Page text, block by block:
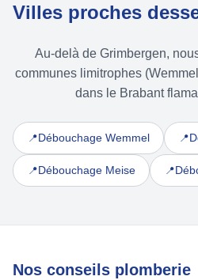
Villes proches
Au-delà de Grimbergen,
communes limitrophes
dans le Brabant
📍Débouchage Wemmel 📍
📍Débouchage Meise 📍
Nos conseils plomberie